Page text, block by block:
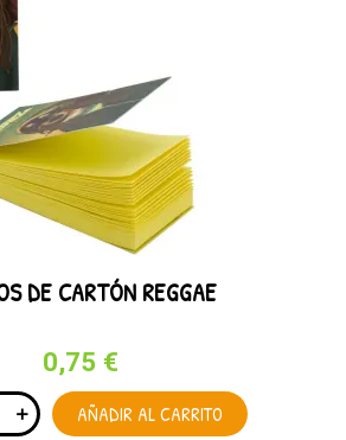
DE CARTÓN REGGAE
0,75 €
AÑADIR AL CARRITO